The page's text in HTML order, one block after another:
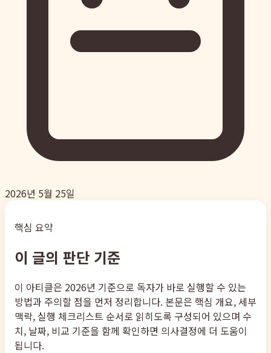
2026년 5월 25일
핵심 요약
이 글의 판단 기준
이 아티클은 2026년 기준으로 독자가 바로 실행할 수 있는
방법과 주의할 점을 먼저 정리합니다. 본문은 핵심 개요, 세부
맥락, 실행 체크리스트 순서로 읽히도록 구성되어 있으며 수
치, 날짜, 비교 기준을 함께 확인하면 의사결정에 더 도움이
됩니다.